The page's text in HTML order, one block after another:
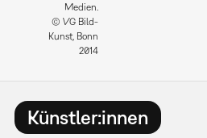
Medien.
© VG Bild-
Kunst, Bonn
2014
Künstler:innen